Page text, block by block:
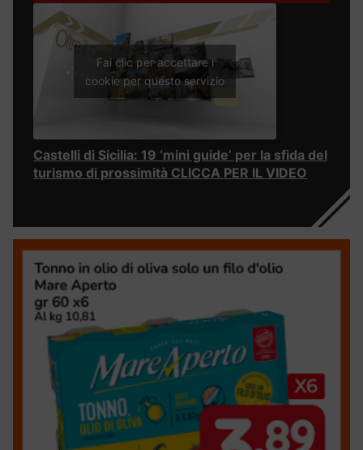
Fai clic per accettare i
cookie per questo servizio
Castelli di Sicilia: 19 ‘mini guide’ per la sfida del
turismo di prossimità CLICCA PER IL VIDEO